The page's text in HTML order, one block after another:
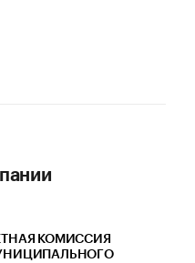
КОМИССИЯ